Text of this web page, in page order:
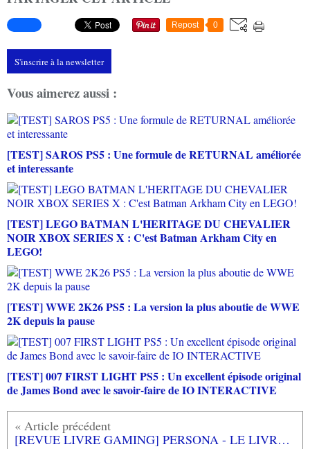
Repost 0
S'inscrire à la newsletter
Vous aimerez aussi :
[TEST] SAROS PS5 : Une formule de RETURNAL améliorée
et interessante
[TEST] LEGO BATMAN L'HERITAGE DU CHEVALIER
NOIR XBOX SERIES X : C'est Batman Arkham City en
LEGO!
[TEST] WWE 2K26 PS5 : La version la plus aboutie de WWE
2K depuis la pause
[TEST] 007 FIRST LIGHT PS5 : Un excellent épisode original
de James Bond avec le savoir-faire de IO INTERACTIVE
[REVUE LIVRE GAMING] PERSONA - LE LIVRE DE CUISINE OFFICIEL aux éditions MANA BOOKS